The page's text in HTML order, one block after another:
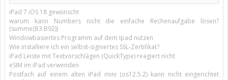
iPad 7 iOS 18 gewünscht
warum kann Numbers nicht die einfache Rechenaufgabe lösen?
(summe(B3:B92))
Windowbasiertes Programm auf dem Ipad nutzen
Wie installiere ich ein selbst-signiertes SSL-Zertifikat?
iPad Leiste mit Textvorschlägen (QuickType) reagiert nicht
eSIM im iPad verwenden
Postfach auf einem alten iPad mini (os12.5.2) kann nicht eingerichtet